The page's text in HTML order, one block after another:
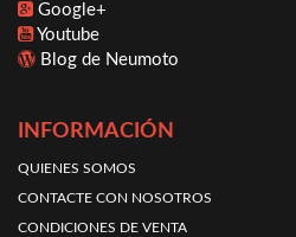
Google+
Youtube
Blog de Neumoto
INFORMACIÓN
QUIENES SOMOS
CONTACTE CON NOSOTROS
CONDICIONES DE VENTA